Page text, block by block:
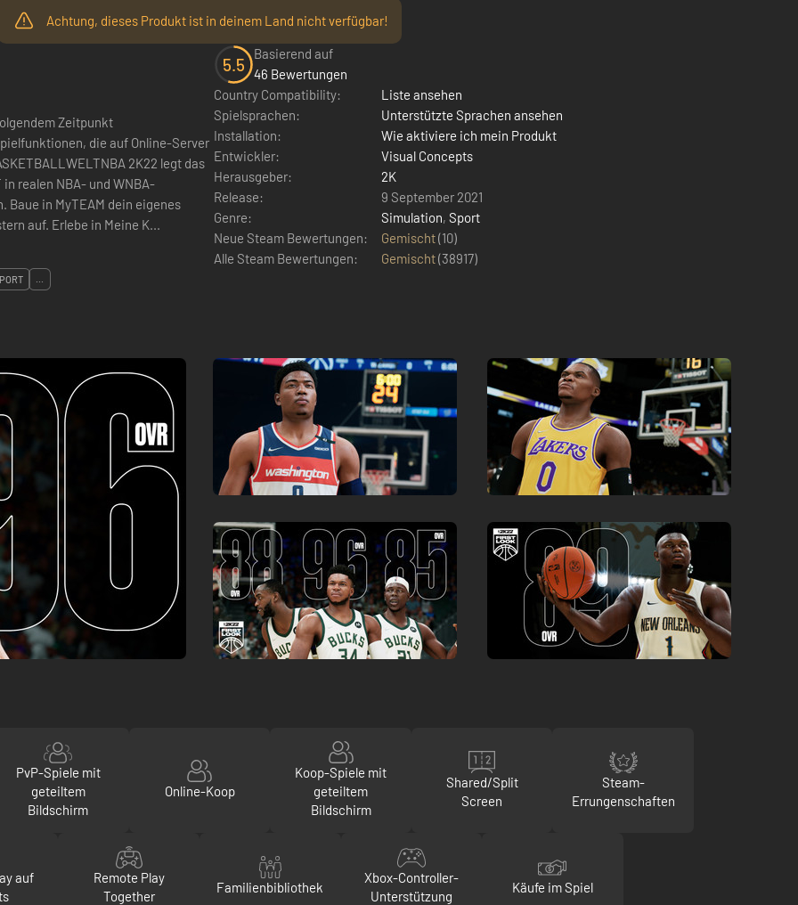
Achtung, dieses Produkt ist in deinem Land nicht verfügbar!
Zeitpunkt
die auf Online-Server
2K22 legt das
realen NBA- und WNBA-
Baue in MyTEAM dein eigenes
auf. Erlebe in Meine K...
5.5
Basierend auf
46 Bewertungen
Country Compatibility:
Liste ansehen
Spielsprachen:
Unterstützte Sprachen ansehen
Installation:
Wie aktiviere ich mein Produkt
Entwickler:
Visual Concepts
Herausgeber:
2K
Release:
9 September 2021
Genre:
Simulation, Sport
Neue Steam Bewertungen:
Gemischt(10)
Alle Steam Bewertungen:
Gemischt(38917)
...
PvP-Spiele mit
geteiltem
Bildschirm
Online-Koop
Koop-Spiele mit
geteiltem
Bildschirm
Shared/Split
Screen
Steam-
Errungenschaften
auf
Remote Play
Together
Familienbibliothek
Xbox-Controller-
Unterstützung
Käufe im Spiel